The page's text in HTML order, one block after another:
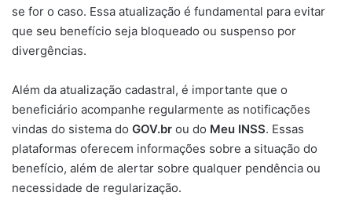
se for o caso. Essa atualização é fundamental para evitar
que seu benefício seja bloqueado ou suspenso por
divergências.
Além da atualização cadastral, é importante que o
beneficiário acompanhe regularmente as notificações
vindas do sistema do GOV.br ou do Meu INSS. Essas
plataformas oferecem informações sobre a situação do
benefício, além de alertar sobre qualquer pendência ou
necessidade de regularização.